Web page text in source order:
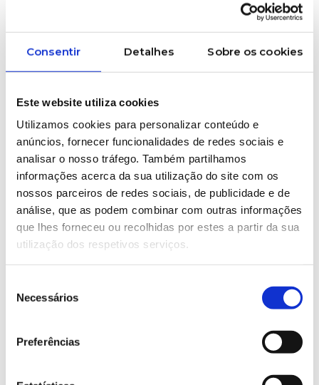
Consentir Detalhes Sobre os cookies
Este website utiliza cookies
Utilizamos cookies para personalizar conteúdo e
anúncios, fornecer funcionalidades de redes sociais e
analisar o nosso tráfego. Também partilhamos
informações acerca da sua utilização do site com os
nossos parceiros de redes sociais, de publicidade e de
análise, que as podem combinar com outras informações
que lhes forneceu ou recolhidas por estes a partir da sua
utilização dos respetivos serviços.
Necessários
Preferências
diferentes máquinas, sendo um suporte de
do ponto de vista mecânico e do ponto de vista
químico, uma vez que é resistente a substâncias
Produtos fáceis de limpar, reduzindo assim a
manutenção.
#Comec #Tampografia #Tampões
PRETENDE MAIS INFORMAÇÕES SOBRE
ESTE PRODUTO?
Marcas representadas